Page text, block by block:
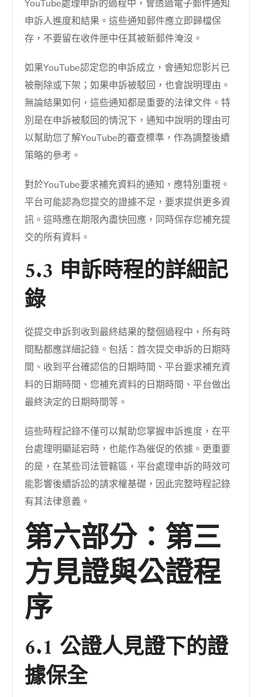
YouTube處理申訴的過程中，會透過電子郵件通知
申訴人進度和結果。這些通知郵件應立即歸檔保
存，不要留在收件匣中任其被新郵件淹沒。
如果YouTube認定您的申訴成立，會通知您影片已
被刪除或下架；如果申訴被駁回，也會說明理由。
無論結果如何，這些通知都是重要的法律文件。特
別是在申訴被駁回的情況下，通知中說明的理由可
以幫助您了解YouTube的審查標準，作為調整後續
策略的參考。
對於YouTube要求補充資料的通知，應特別重視。
平台可能認為您提交的證據不足，要求提供更多資
訊。這時應在期限內盡快回應，同時保存您補充提
交的所有資料。
5.3 申訴時程的詳細記
錄
從提交申訴到收到最終結果的整個過程中，所有時
間點都應詳細記錄。包括：首次提交申訴的日期時
間、收到平台確認信的日期時間、平台要求補充資
料的日期時間、您補充資料的日期時間、平台做出
最終決定的日期時間等。
這些時程記錄不僅可以幫助您掌握申訴進度，在平
台處理明顯延宕時，也能作為催促的依據。更重要
的是，在某些司法管轄區，平台處理申訴的時效可
能影響後續訴訟的請求權基礎，因此完整時程記錄
有其法律意義。
第六部分：第三
方見證與公證程
序
6.1 公證人見證下的證
據保全